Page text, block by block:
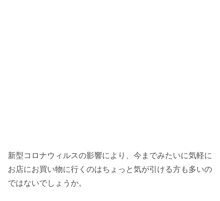
新型コロナウィルスの影響により、今までみたいに気軽に
お店にお買い物に行くのはちょっと気が引ける方も多いの
ではないでしょうか。